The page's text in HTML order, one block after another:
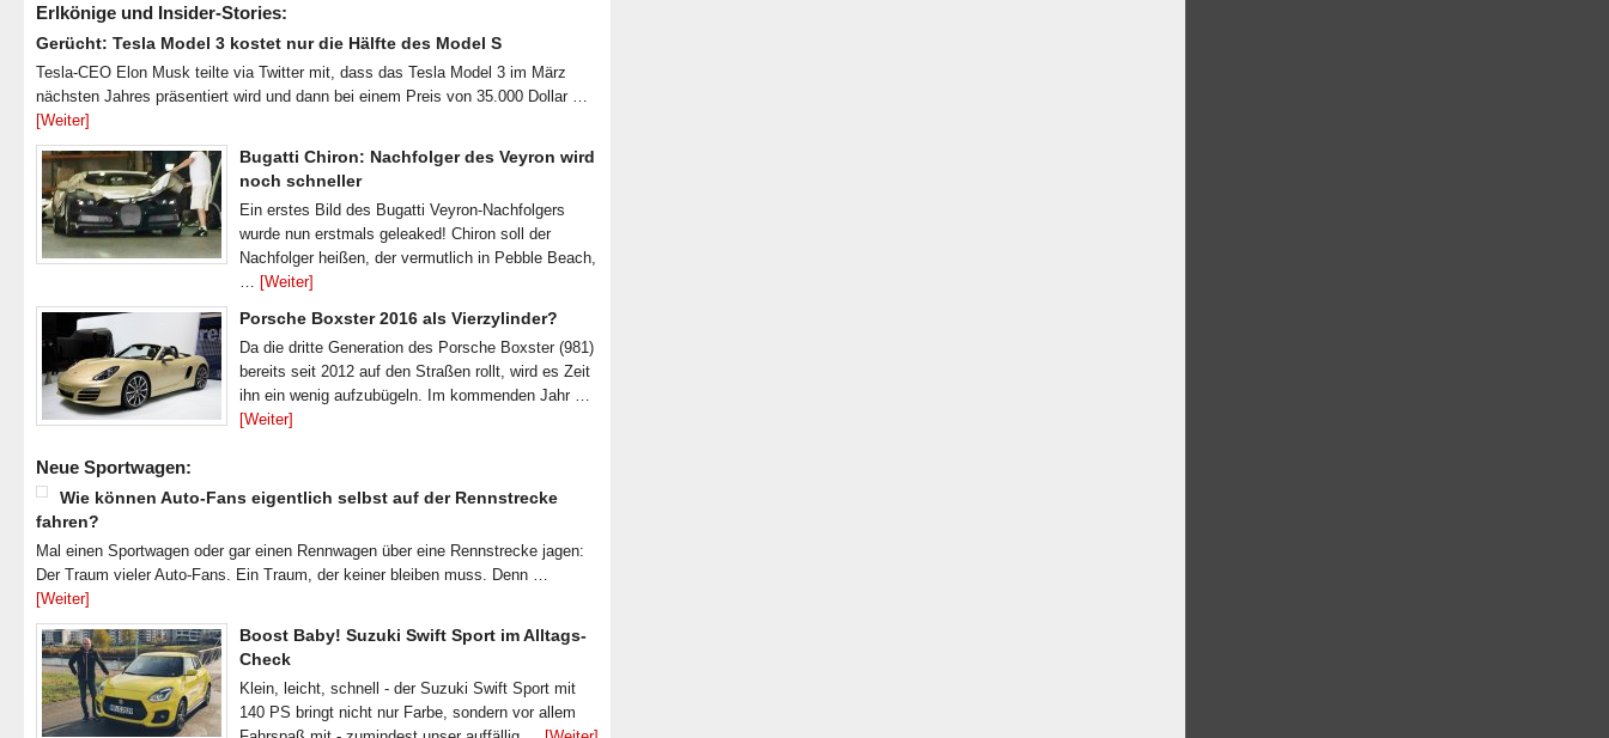
Erlkönige und Insider-Stories:
Gerücht: Tesla Model 3 kostet nur die Hälfte des Model S
Tesla-CEO Elon Musk teilte via Twitter mit, dass das Tesla Model 3 im März
nächsten Jahres präsentiert wird und dann bei einem Preis von 35.000 Dollar …
[Weiter]
Bugatti Chiron: Nachfolger des Veyron wird
noch schneller
Ein erstes Bild des Bugatti Veyron-Nachfolgers
wurde nun erstmals geleaked! Chiron soll der
Nachfolger heißen, der vermutlich in Pebble Beach,
… [Weiter]
Porsche Boxster 2016 als Vierzylinder?
Da die dritte Generation des Porsche Boxster (981)
bereits seit 2012 auf den Straßen rollt, wird es Zeit
ihn ein wenig aufzubügeln. Im kommenden Jahr …
[Weiter]
Neue Sportwagen:
Wie können Auto-Fans eigentlich selbst auf der Rennstrecke
fahren?
Mal einen Sportwagen oder gar einen Rennwagen über eine Rennstrecke jagen:
Der Traum vieler Auto-Fans. Ein Traum, der keiner bleiben muss. Denn …
[Weiter]
Boost Baby! Suzuki Swift Sport im Alltags-
Check
Klein, leicht, schnell - der Suzuki Swift Sport mit
140 PS bringt nicht nur Farbe, sondern vor allem